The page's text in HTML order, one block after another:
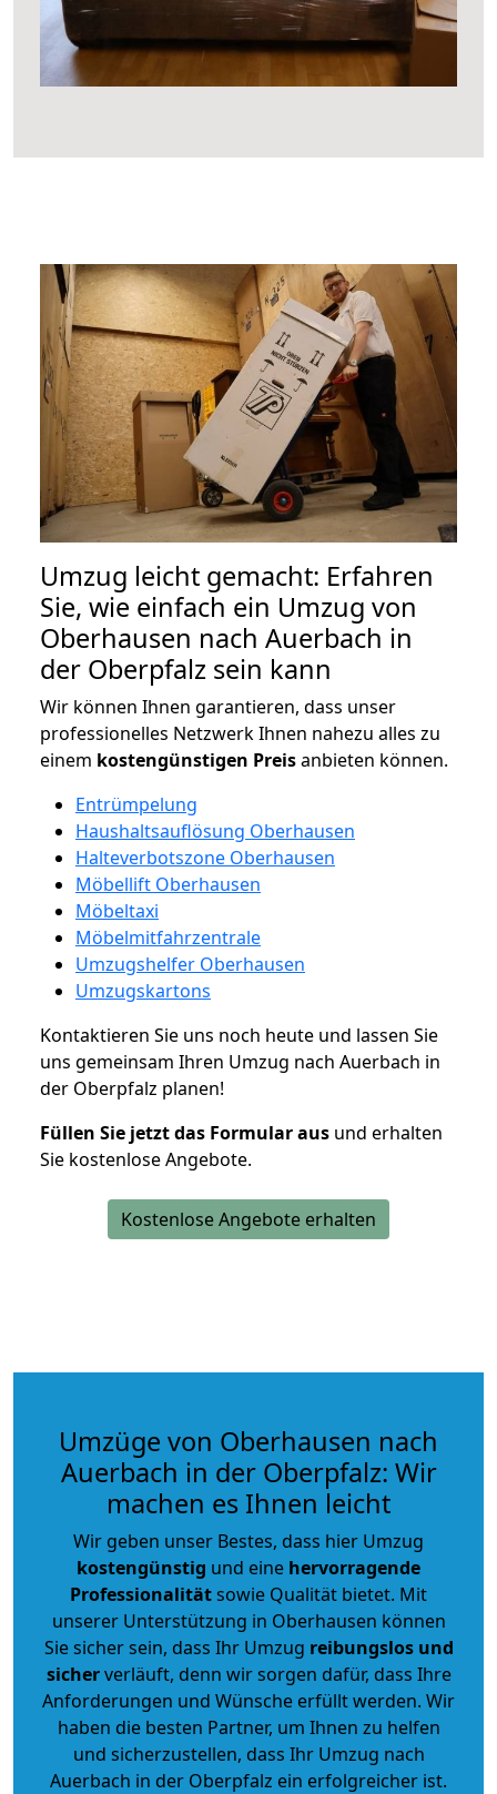
Umzug leicht gemacht: Erfahren
Sie, wie einfach ein Umzug von
Oberhausen nach Auerbach in
der Oberpfalz sein kann
Wir können Ihnen garantieren, dass unser
professionelles Netzwerk Ihnen nahezu alles zu
einem kostengünstigen Preisanbieten können.
Entrümpelung
Haushaltsauflösung Oberhausen
Halteverbotszone Oberhausen
Möbellift Oberhausen
Möbeltaxi
Möbelmitfahrzentrale
Umzugshelfer Oberhausen
Umzugskartons
Kontaktieren Sie uns noch heute und lassen Sie
uns gemeinsam Ihren Umzug nach Auerbach in
der Oberpfalz planen!
Füllen Sie jetzt das Formular aus und erhalten
Sie kostenlose Angebote.
Kostenlose Angebote erhalten
Umzüge von Oberhausen nach
Auerbach in der Oberpfalz: Wir
machen es Ihnen leicht
Wir geben unser Bestes, dass hier Umzug
kostengünstig und eine hervorragende
Professionalitätsowie Qualität bietet. Mit
unserer Unterstützung in Oberhausen können
Sie sicher sein, dass Ihr Umzug reibungslos und
sicherverläuft, denn wir sorgen dafür, dass Ihre
Anforderungen und Wünsche erfüllt werden. Wir
haben die besten Partner, um Ihnen zu helfen
und sicherzustellen, dass Ihr Umzug nach
Auerbach in der Oberpfalz ein erfolgreicher ist.